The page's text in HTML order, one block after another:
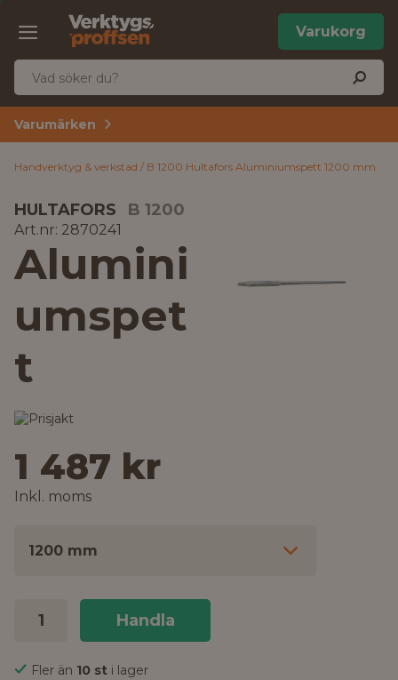
Varukorg
Varumärken
Handverktyg & verkstad B 1200 Hultafors Aluminiumspett 1200 mm
HULTAFORS B 1200
Art.nr: 2870241
Alumini
umspet
t
1 487 kr
Inkl. moms
1200 mm
Handla
Fler än 10 st i lager